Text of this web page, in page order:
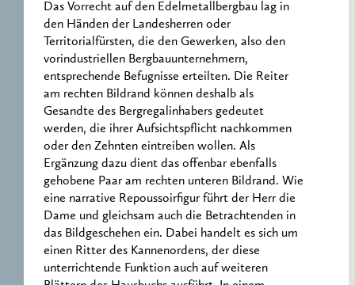
Das Vorrecht auf den Edelmetallbergbau lag in
den Händen der Landesherren oder
Territorialfürsten, die den Gewerken, also den
vorindustriellen Bergbauunternehmern,
entsprechende Befugnisse erteilten. Die Reiter
am rechten Bildrand können deshalb als
Gesandte des Bergregalinhabers gedeutet
werden, die ihrer Aufsichtspflicht nachkommen
oder den Zehnten eintreiben wollen. Als
Ergänzung dazu dient das offenbar ebenfalls
gehobene Paar am rechten unteren Bildrand. Wie
eine narrative Repoussoirfigur führt der Herr die
Dame und gleichsam auch die Betrachtenden in
das Bildgeschehen ein. Dabei handelt es sich um
einen Ritter des Kannenordens, der diese
unterrichtende Funktion auch auf weiteren